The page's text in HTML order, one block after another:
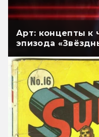
Арт: концепты к
эпизода